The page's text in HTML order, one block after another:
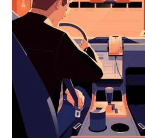
dato.
Trykk
på
Esc-
knappen
kalenderen.